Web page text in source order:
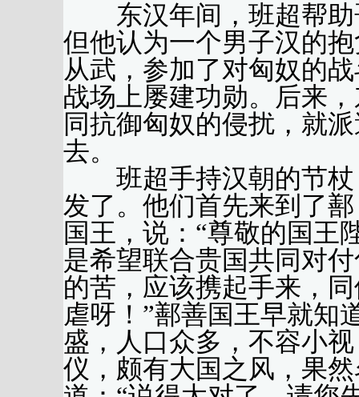
东汉年间，班超帮助
但他认为一个男子汉的
从武，参加了对匈奴的
战场上屡建功勋。后来
同抗御匈奴的侵扰，就
去。
班超手持汉朝的节杖
发了。他们首先来到了
国王，说：“尊敬的国王
是希望联合贵国共同对
的苦，应该携起手来，
虐呀！”鄯善国王早就知
盛，人口众多，不容小
仪，颇有大国之风，果